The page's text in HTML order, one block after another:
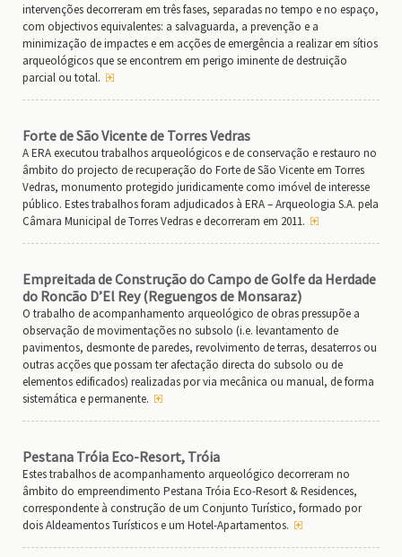
intervenções decorreram em três fases, separadas no tempo e no espaço,
com objectivos equivalentes: a salvaguarda, a prevenção e a
minimização de impactes e em acções de emergência a realizar em sítios
arqueológicos que se encontrem em perigo iminente de destruição
parcial ou total.
Forte de São Vicente de Torres Vedras
A ERA executou trabalhos arqueológicos e de conservação e restauro no
âmbito do projecto de recuperação do Forte de São Vicente em Torres
Vedras, monumento protegido juridicamente como imóvel de interesse
público. Estes trabalhos foram adjudicados à ERA – Arqueologia S.A. pela
Câmara Municipal de Torres Vedras e decorreram em 2011.
Empreitada de Construção do Campo de Golfe da Herdade
do Roncão D’El Rey (Reguengos de Monsaraz)
O trabalho de acompanhamento arqueológico de obras pressupõe a
observação de movimentações no subsolo (i.e. levantamento de
pavimentos, desmonte de paredes, revolvimento de terras, desaterros ou
outras acções que possam ter afectação directa do subsolo ou de
elementos edificados) realizadas por via mecânica ou manual, de forma
sistemática e permanente.
Pestana Tróia Eco-Resort, Tróia
Estes trabalhos de acompanhamento arqueológico decorreram no
âmbito do empreendimento Pestana Tróia Eco-Resort & Residences,
correspondente à construção de um Conjunto Turístico, formado por
dois Aldeamentos Turísticos e um Hotel-Apartamentos.